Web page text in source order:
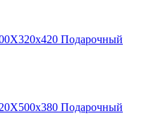
Подарочный
Подарочный